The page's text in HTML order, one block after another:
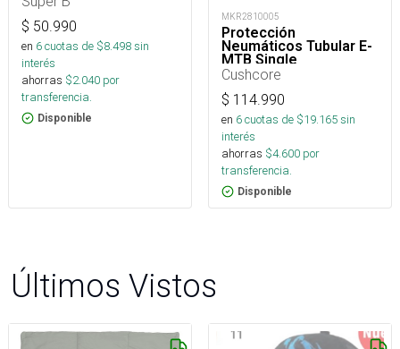
$ 50.990
en 6cuotas de $8.498sin
interés
ahorras $2.040 por
transferencia.
Disponible
MKR2810005
Protección
Neumáticos Tubular E-
MTB Single
Cushcore
$ 114.990
en 6cuotas de $19.165sin
interés
ahorras $4.600 por
transferencia.
Disponible
Últimos Vistos